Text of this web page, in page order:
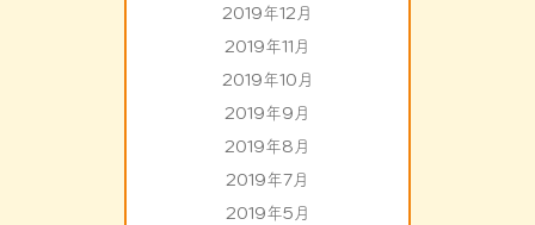
2019年12月
2019年11月
2019年10月
2019年9月
2019年8月
2019年7月
2019年5月